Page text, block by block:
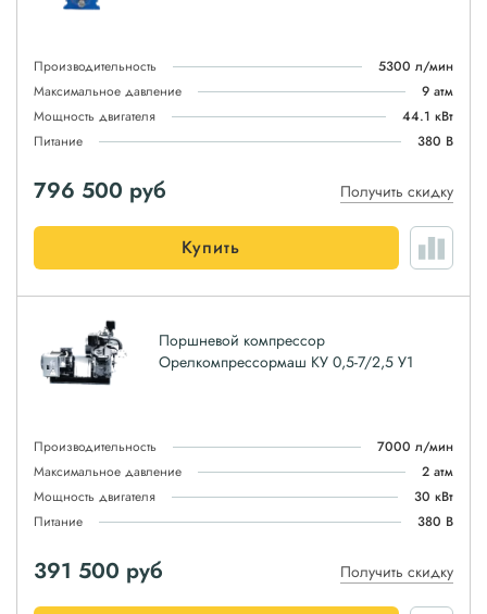
Производительность
5300 л/мин
Максимальное давление
9 атм
Мощность двигателя
44.1 кВт
Питание
380 В
796 500 руб Получить скидку
Купить
Поршневой компрессор
Орелкомпрессормаш КУ 0,5-7/2,5 У1
Производительность
7000 л/мин
Максимальное давление
2 атм
Мощность двигателя
30 кВт
Питание
380 В
391 500 руб Получить скидку